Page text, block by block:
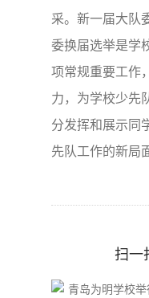
采。新一届大队
委换届选举是学
项常规重要工作
力，为学校少先
分发挥和展示同
先队工作的新局
扫一